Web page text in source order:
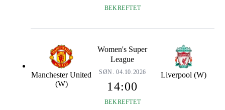
BEKREFTET
Manchester United
(W)
Women's Super
League
SØN. 04.10.2026
14:00
BEKREFTET
Liverpool (W)